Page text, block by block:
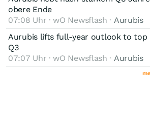
obere Ende
07:08 Uhr · wO Newsflash · Aurubis
Aurubis lifts full-year outlook to top
Q3
07:07 Uhr · wO Newsflash · Aurubis